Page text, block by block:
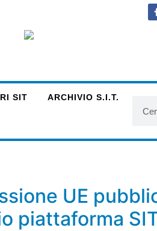
SIT ARCHIVIO S.I.T.
UE
piattaforma